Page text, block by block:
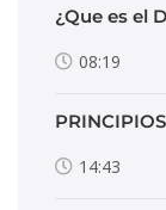
¿Que es el
08:19
14:43